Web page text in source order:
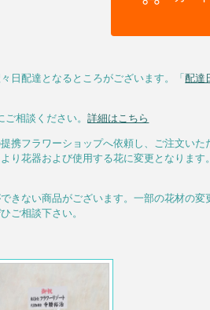
日配達となるところがございます。「配達
ご相談ください。詳細はこちら
携フラワーショップへ依頼し、ご注文いた
り花器および使用する花に変更となります
きない商品がございます。一部の花材の変
ご相談下さい。